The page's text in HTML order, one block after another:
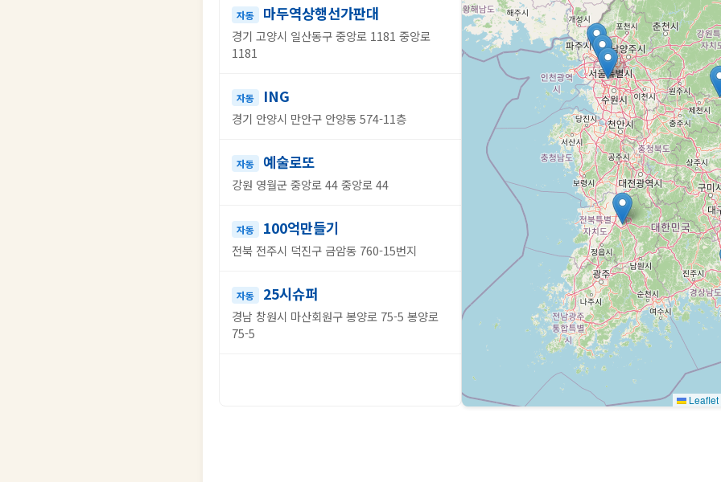
자동 마두역상행선가판대
경기 고양시 일산동구 중앙로 1181 중앙로
1181
자동 ING
경기 안양시 만안구 안양동 574-11층
자동 예술로또
강원 영월군 중앙로 44 중앙로 44
자동 100억만들기
전북 전주시 덕진구 금암동 760-15번지
자동 25시슈퍼
경남 창원시 마산회원구 봉양로 75-5 봉양로
75-5
Leaflet